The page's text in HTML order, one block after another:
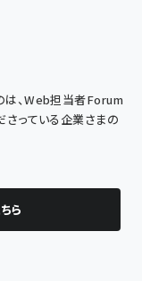
は、Web担当者Forum
さっている企業さまの
ら